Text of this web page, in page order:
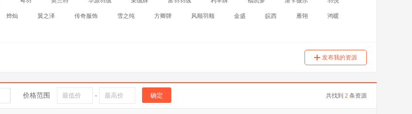
烨灿 翼之泽 传奇服饰 雪之纯 方卿牌 风顺羽顺 金盛 皖西 雁翎 鸿暖
发布我的资源
价格范围 - 共找到 2 条资源